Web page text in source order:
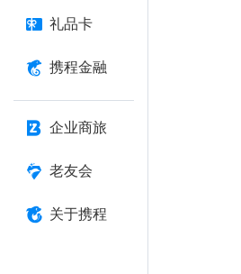
礼品卡
携程金融
企业商旅
老友会
关于携程